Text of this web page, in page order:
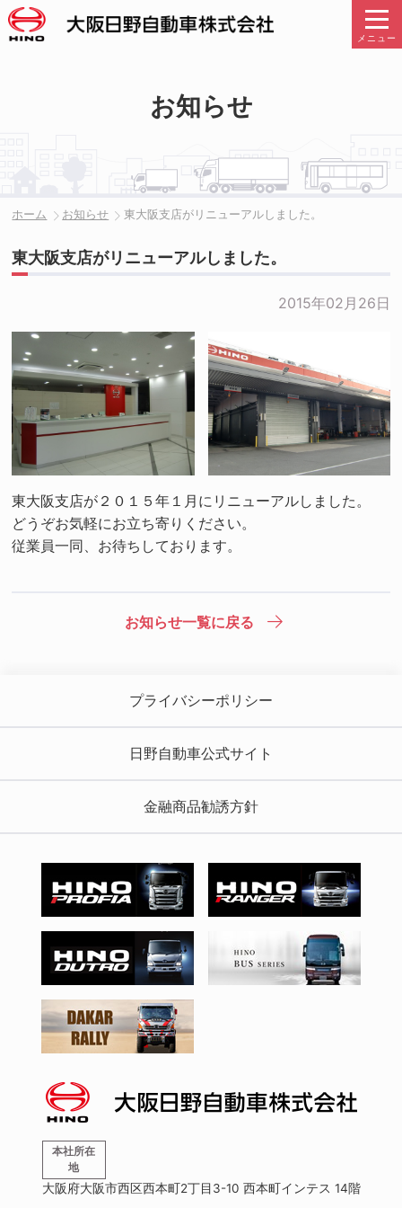
メニュー
お知らせ
ホーム お知らせ 東大阪支店がリニューアルしました。
東大阪支店がリニューアルしました。
2015年02月26日
東大阪支店が２０１５年１月にリニューアルしました。
どうぞお気軽にお立ち寄りください。
従業員一同、お待ちしております。
お知らせ一覧に戻る
プライバシーポリシー
日野自動車公式サイト
金融商品勧誘方針
本社所在
地
大阪府大阪市西区西本町2丁目3-10 西本町インテス 14階